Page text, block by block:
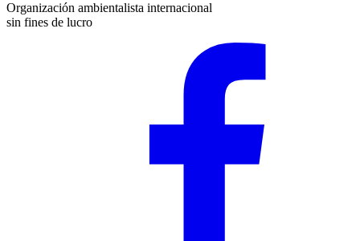
Organización ambientalista internacional
sin fines de lucro